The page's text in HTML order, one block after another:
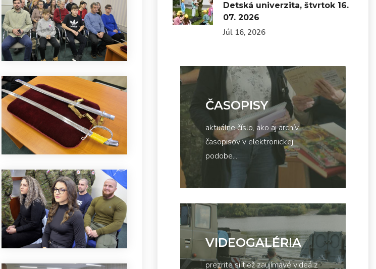
Detská univerzita, štvrtok 16.
07. 2026
Júl 16, 2026
ČASOPISY
aktuálne číslo, ako aj archív
časopisov v elektronickej
podobe...
VIDEOGALÉRIA
prezrite si tiež zaujímavé videá z